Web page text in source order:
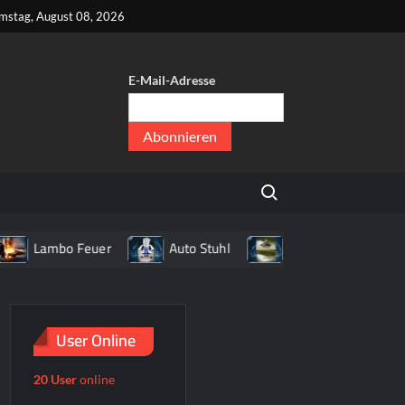
August 08, 2026
E-Mail-Adresse
Search for:
Feuer Auto Stuhl KIA NOKIA
User Online
20 Useronline